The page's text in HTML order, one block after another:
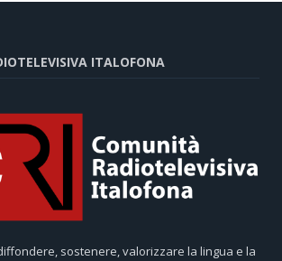
ITALOFONA
sostenere, valorizzare la lingua e la